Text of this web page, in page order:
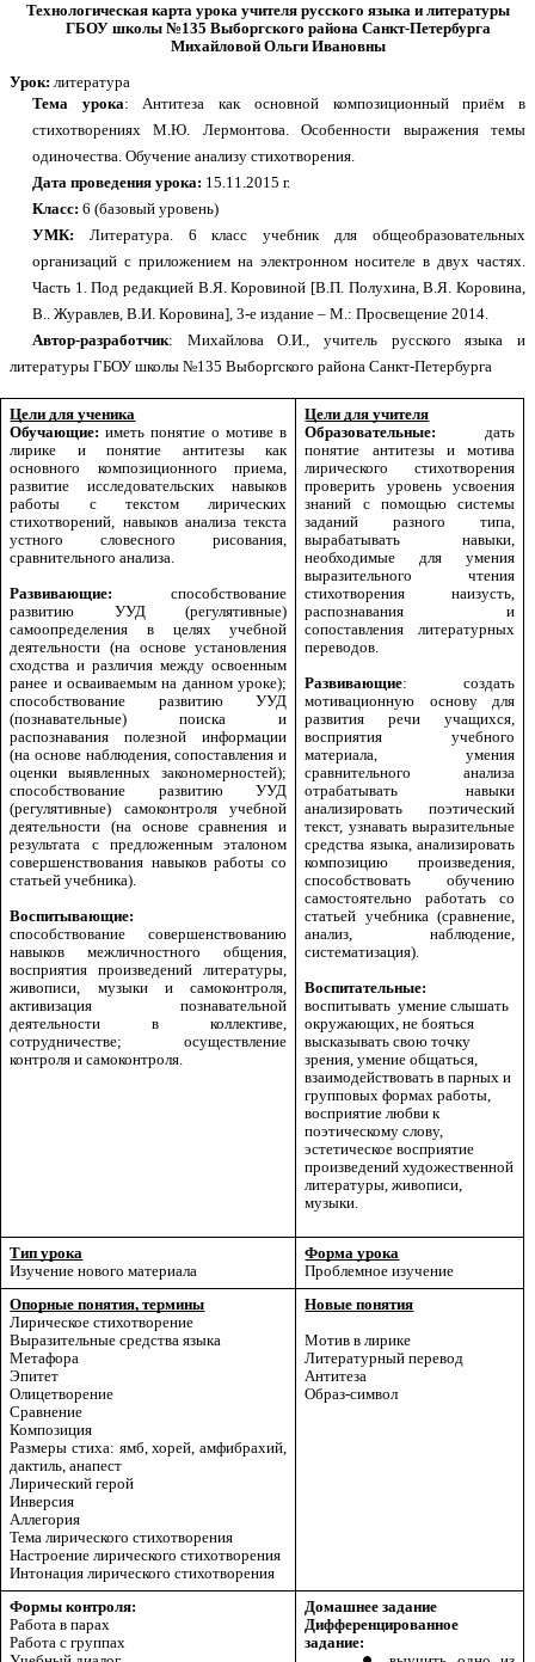
Технологическая карта урока учителя русского языка и литературы
ГБОУ школы №135 Выборгского района Санкт-Петербурга
Михайловой Ольги Ивановны
Урок: литература
Тема урока: Антитеза как основной композиционный приём в
стихотворениях М.Ю. Лермонтова. Особенности выражения темы
одиночества. Обучение анализу стихотворения.
Дата проведения урока: 15.11.2015 г.
Класс: 6 (базовый уровень)
УМК: Литература. 6 класс учебник для общеобразовательных
организаций с приложением на электронном носителе в двух частях.
Часть 1. Под редакцией В.Я. Коровиной [В.П. Полухина, В.Я. Коровина,
В.. Журавлев, В.И. Коровина], 3-е издание – М.: Просвещение 2014.
Автор-разработчик: Михайлова О.И., учитель русского языка и
литературы ГБОУ школы №135 Выборгского района Санкт-Петербурга
Цели для ученика
Обучающие:иметь понятие о мотиве в
лирике и понятие антитезы как
основного композиционного приема,
развитие исследовательских навыков
работы с текстом лирических
стихотворений, навыков анализа текста
устного словесного рисования,
сравнительного анализа.
Развивающие: способствование
развитию УУД (регулятивные)
самоопределения в целях учебной
деятельности (на основе установления
сходства и различия между освоенным
ранее и осваиваемым на данном уроке);
способствование развитию УУД
(познавательные) поиска и
распознавания полезной информации
(на основе наблюдения, сопоставления и
оценки выявленных закономерностей);
способствование развитию УУД
(регулятивные) самоконтроля учебной
деятельности (на основе сравнения и
результата с предложенным эталоном
совершенствования навыков работы со
статьей учебника).
Воспитывающие:
способствование
совершенствованию
навыков межличностного общения,
восприятия произведений литературы,
живописи, музыки и самоконтроля,
активизация познавательной
деятельности в коллективе,
сотрудничестве; осуществление
контроля и самоконтроля.
Цели для учителя
Образовательные:дать
понятие антитезы и мотива
лирического стихотворения
проверить уровень усвоения
знаний с помощью системы
заданий разного типа,
вырабатывать навыки,
необходимые для умения
выразительного чтения
стихотворения наизусть,
распознавания и
сопоставления литературных
переводов.
Развивающие: создать
мотивационную основу для
развития речи учащихся,
восприятия учебного
материала, умения
сравнительного анализа
отрабатывать навыки
анализировать поэтический
текст, узнавать выразительные
средства языка, анализировать
композицию произведения,
способствовать обучению
самостоятельно работать со
статьей учебника (сравнение,
анализ, наблюдение,
систематизация).
Воспитательные:
воспитывать умение слышать
окружающих, не бояться
высказывать свою точку
зрения, умение общаться,
взаимодействовать в парных и
групповых формах работы,
восприятие любви к
поэтическому слову,
эстетическое восприятие
произведений художественной
литературы, живописи,
музыки.
Тип урока
Изучение нового материала
Форма урока
Проблемное изучение
Опорные понятия, термины
Лирическое стихотворение
Выразительные средства языка
Метафора
Эпитет
Олицетворение
Сравнение
Композиция
Размеры стиха: ямб, хорей, амфибрахий,
дактиль, анапест
Лирический герой
Инверсия
Аллегория
Тема лирического стихотворения
Настроение лирического стихотворения
Интонация лирического стихотворения
Новые понятия
Мотив в лирике
Литературный перевод
Антитеза
Образ-символ
Формы контроля:
Работа в парах
Работа с группах
Домашнее задание
Дифференцированное
задание: